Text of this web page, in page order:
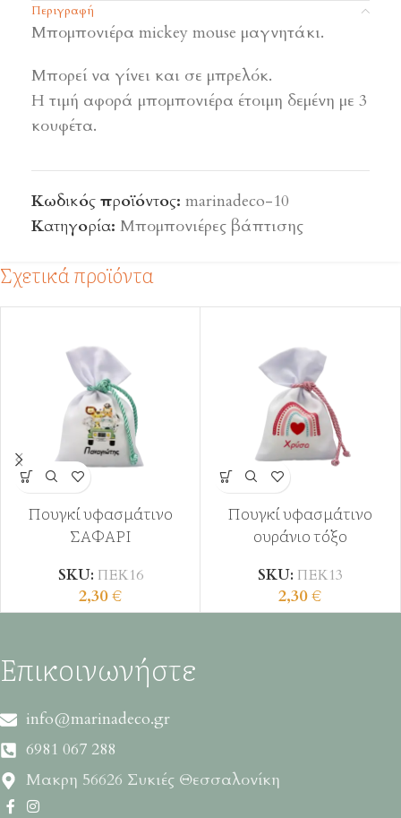
Περιγραφή
Μπομπονιέρα mickey mouse μαγνητάκι.
Μπορεί να γίνει και σε μπρελόκ.
Η τιμή αφορά μπομπονιέρα έτοιμη δεμένη με 3
κουφέτα.
Κωδικός προϊόντος: marinadeco-10
Κατηγορία: Μπομπονιέρες βάπτισης
Σχετικά προϊόντα
Πουγκί υφασμάτινο
ΣΑΦΑΡΙ
SKU: ΠΕΚ16
2,30€
Πουγκί υφασμάτινο
ουράνιο τόξο
SKU: ΠΕΚ13
2,30€
Επικοινωνήστε
info@marinadeco.gr
6981 067 288
Μακρη 56626 Συκιές Θεσσαλονίκη